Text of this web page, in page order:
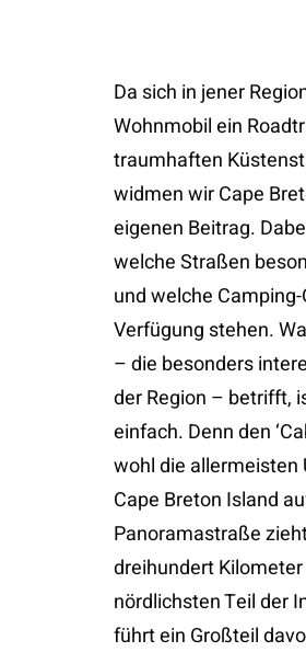
Da sich in jener
Wohnmobil ein
traumhaften
widmen wir Cape
eigenen Beitrag.
welche Straßen
und welche
Verfügung stehen.
– die besonders
der Region – betrifft,
einfach. Denn den
wohl die allermeisten
Cape Breton Island
Panoramastraße
dreihundert
nördlichsten Teil der
führt ein Großteil